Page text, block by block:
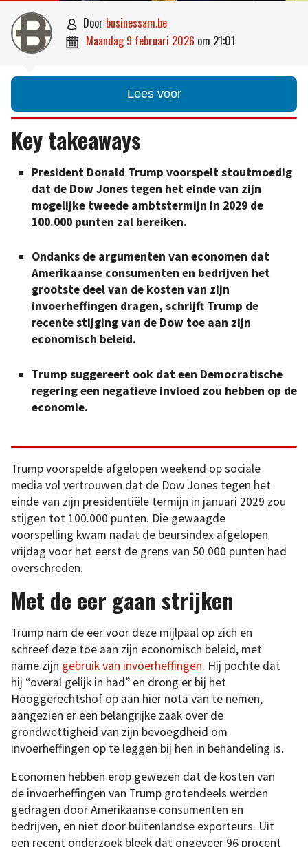
 door businessam.be
 maandag 9 februari 2026 om 21:01
Lees voor
Key takeaways
President Donald Trump voorspelt stoutmoedig
dat de Dow Jones tegen het einde van zijn
mogelijke tweede ambtstermijn in 2029 de
100.000 punten zal bereiken.
Ondanks de argumenten van economen dat
Amerikaanse consumenten en bedrijven het
grootste deel van de kosten van zijn
invoerheffingen dragen, schrijft Trump de
recente stijging van de Dow toe aan zijn
economisch beleid.
Trump suggereert ook dat een Democratische
regering een negatieve invloed zou hebben op de
economie.
Trump voorspelde afgelopen weekend op sociale
media vol vertrouwen dat de Dow Jones tegen het
einde van zijn presidentiële termijn in januari 2029 zou
stijgen tot 100.000 punten. Die gewaagde
voorspelling kwam nadat de beursindex afgelopen
vrijdag voor het eerst de grens van 50.000 punten had
overschreden.
Met de eer gaan strijken
Trump nam de eer voor deze mijlpaal op zich en
schreef deze toe aan zijn economisch beleid, met
name zijn gebruik van invoerheffingen. Hij pochte dat
hij “overal gelijk in had” en drong er bij het
Hooggerechtshof op aan hier nota van te nemen,
aangezien er een belangrijke zaak over de
grondwettigheid van zijn bevoegdheid om
invoerheffingen op te leggen bij hen in behandeling is.
Economen hebben erop gewezen dat de kosten van
de invoerheffingen van Trump grotendeels werden
gedragen door Amerikaanse consumenten en
bedrijven, en niet door buitenlandse exporteurs. Uit
een recent onderzoek bleek dat ongeveer 96 procent